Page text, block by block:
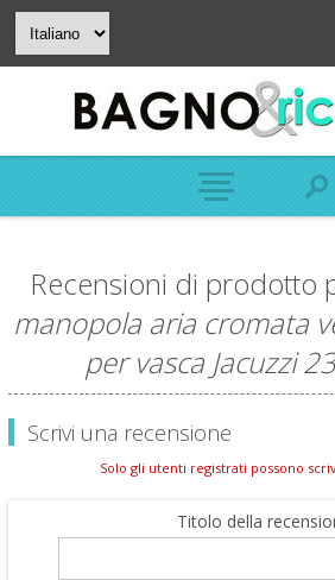
Recensioni di prodotto
manopola aria cromata
per vasca Jacuzzi
Scrivi una recensione
Solo gli utenti registrati possono
Titolo della